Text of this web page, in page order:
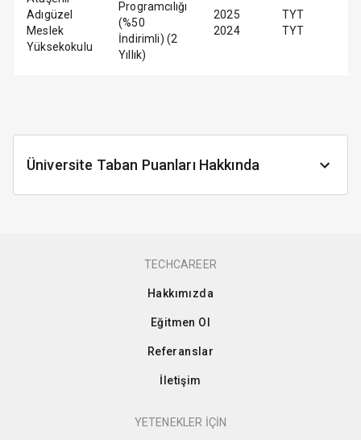
Adıgüzel
Meslek
Yüksekokulu
Programcılığı
(%50
İndirimli) (2
Yıllık)
2025
2024
TYT
TYT
Üniversite Taban Puanları Hakkında
TECHCAREER
Hakkımızda
Eğitmen Ol
Referanslar
İletişim
YETENEKLER İÇİN